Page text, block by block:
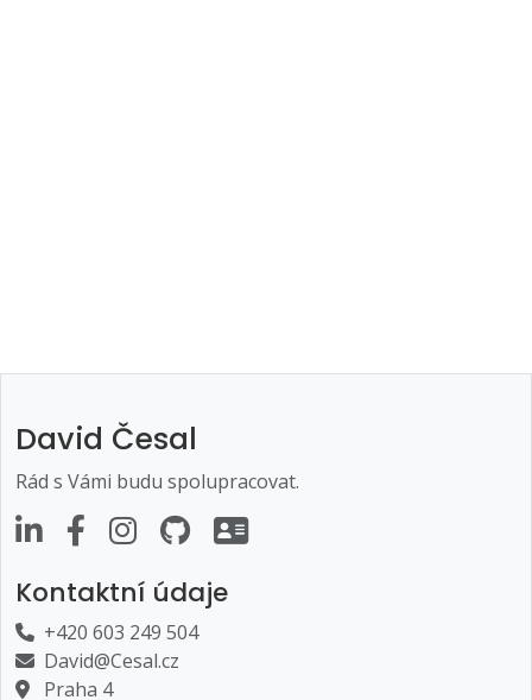
David Česal
Rád s Vámi budu spolupracovat.
Kontaktní údaje
+420 603 249 504
David@Cesal.cz
Praha 4